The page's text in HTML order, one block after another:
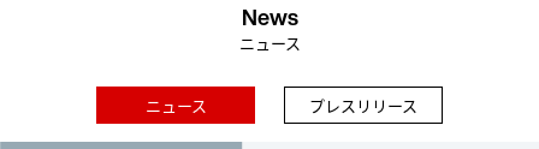
News
ニュース
ニュース プレスリリース